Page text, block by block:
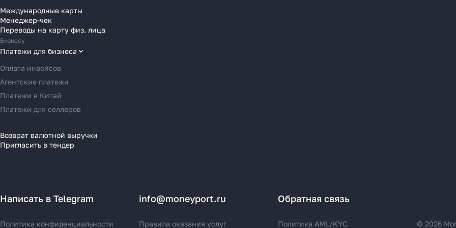
Переводы в Болгарию
Переводы в Венгрию
Переводы в Великобританию
Переводы в Грецию
Переводы в Германию
Переводы в Ирландию
Переводы в Испанию
Переводы в Италию
Переводы в Латвию
Переводы в Литву
Переводы в Польшу
Международные карты
Менеджер-чек
Переводы на карту физ. лица
Бизнесу
Платежи для бизнеса
Оплата инвойсов
Агентские платежи
Платежи в Китай
Платежи для селлеров
Возврат валютной выручки
Пригласить в тендер
Написать в Telegram info@moneyport.ru Обратная связь
Политика конфиденциальности Правила оказания услуг Политика AML/KYC © 2026